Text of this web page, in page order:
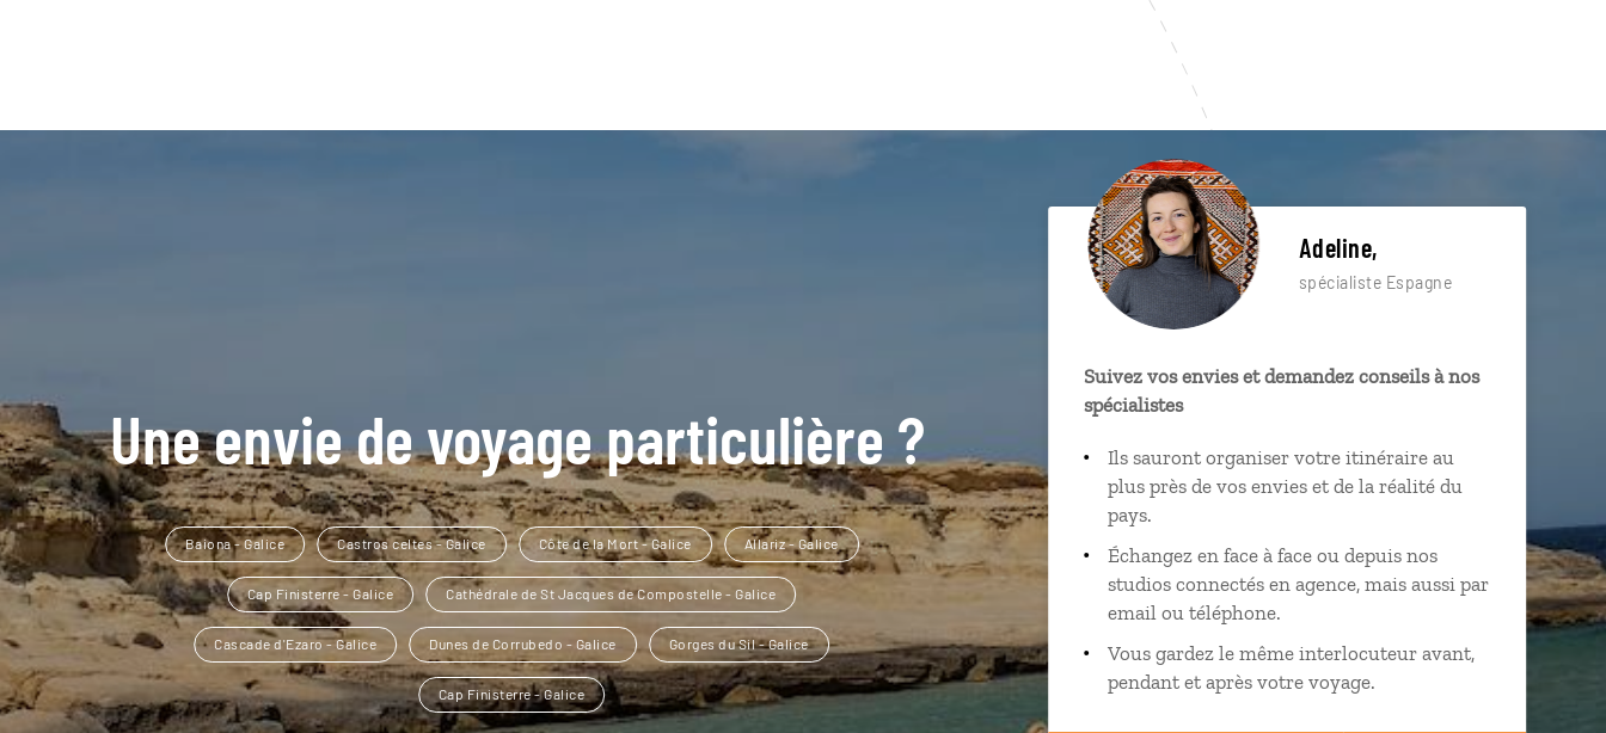
Une envie de voyage particulière ?
Baiona - Galice Castros celtes - Galice Côte de la Mort - Galice Allariz - Galice
Cap Finisterre - Galice Cathédrale de St Jacques de Compostelle - Galice
Cascade d'Ezaro - Galice Dunes de Corrubedo - Galice Gorges du Sil - Galice
Cap Finisterre - Galice
Adeline,
spécialiste Espagne
Suivez vos envies et demandez conseils à nos
spécialistes
Ils sauront organiser votre itinéraire au
plus près de vos envies et de la réalité du
pays.
Échangez en face à face ou depuis nos
studios connectés en agence, mais aussi par
email ou téléphone.
Vous gardez le même interlocuteur avant,
pendant et après votre voyage.